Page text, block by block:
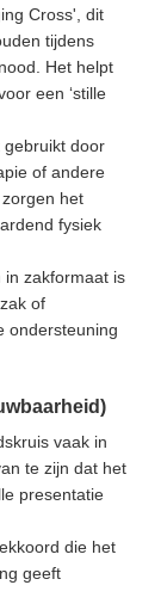
Cross', dit
tijdens
Het helpt
een ‘stille
gebruikt door
of andere
het
fysiek
in zakformaat is
of
ondersteuning
vaak in
te zijn dat het
presentatie
die het
geeft